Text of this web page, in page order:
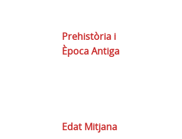
Prehistòria i
Època Antiga
Edat Mitjana